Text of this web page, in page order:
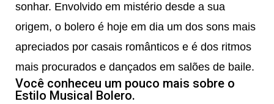
sonhar. Envolvido em mistério desde a sua
origem, o bolero é hoje em dia um dos sons mais
apreciados por casais românticos e é dos ritmos
mais procurados e dançados em salões de baile.
Você conheceu um pouco mais sobre o
Estilo Musical Bolero.